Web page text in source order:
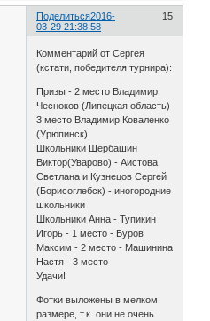
Поделиться 15
2016-
03-29 21:38:58
Комментарий от Сергея
(кстати, победителя турнира):
Призы - 2 место Владимир
Чесноков (Липецкая область)
3 место Владимир Коваленко
(Урюпинск)
Школьники Щербашин
Виктор(Уварово) - Аистова
Светлана и Кузнецов Сергей
(Борисоглебск) - иногородние
школьники
Школьники Анна - Тупикин
Игорь - 1 место - Буров
Максим - 2 место - Машинина
Настя - 3 место
Удачи!
Фотки выложены в мелком
размере, т.к. они не очень